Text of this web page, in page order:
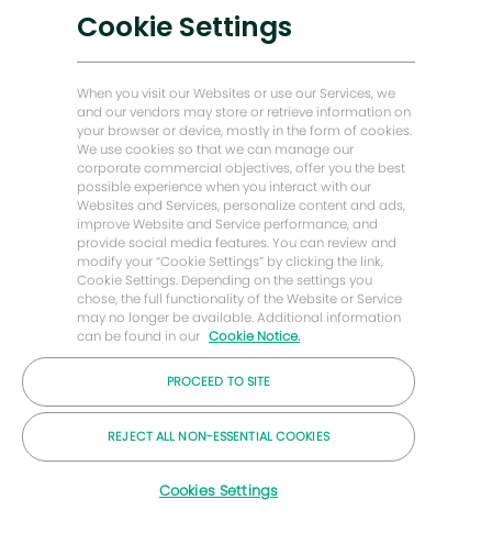
低碳解决方案
贝克·休斯故居
让我们保持联系
© 2026 年贝克休斯公司
饼干
闭
聊
天
器
人
通
知
查找类似工作
Cookie Settings
When you visit our Websites or use our Services, we
and our vendors may store or retrieve information on
your browser or device, mostly in the form of cookies.
We use cookies so that we can manage our
corporate commercial objectives, offer you the best
possible experience when you interact with our
Websites and Services, personalize content and ads,
improve Website and Service performance, and
provide social media features. You can review and
modify your “Cookie Settings” by clicking the link,
Cookie Settings. Depending on the settings you
chose, the full functionality of the Website or Service
may no longer be available. Additional information
can be found in our Cookie Notice.
PROCEED TO SITE
REJECT ALL NON-ESSENTIAL COOKIES
Cookies Settings